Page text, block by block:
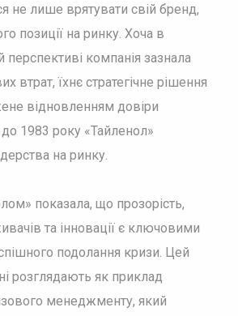
не лише врятувати свій бренд,
позиції на ринку. Хоча в
перспективі компанія зазнала
втрат, їхнє стратегічне рішення
відновленням довіри
1983 року «Тайленол»
на ринку.
показала, що прозорість,
та інновації є ключовими
подолання кризи. Цей
розглядають як приклад
менеджменту, який